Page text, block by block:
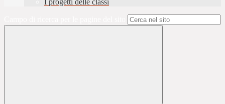
I progetti delle classi